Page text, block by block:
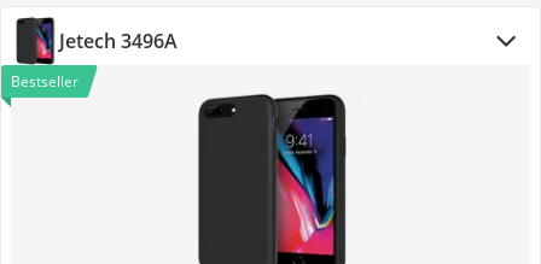
Jetech 3496A
Bestseller